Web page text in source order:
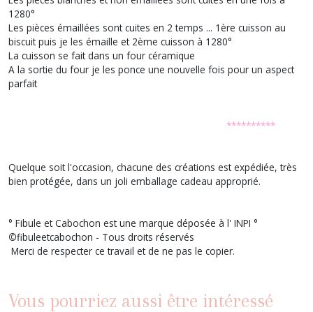
1280°
Les pièces émaillées sont cuites en 2 temps ... 1ère cuisson au
biscuit puis je les émaille et 2ème cuisson à 1280°
La cuisson se fait dans un four céramique
A la sortie du four je les ponce une nouvelle fois pour un aspect
parfait
**********
Quelque soit l'occasion, chacune des créations est expédiée, très
bien protégée, dans un joli emballage cadeau approprié.
° Fibule et Cabochon est une marque déposée à l' INPI °
©fibuleetcabochon - Tous droits réservés
Merci de respecter ce travail et de ne pas le copier.
Vous pourriez aussi être intéressé